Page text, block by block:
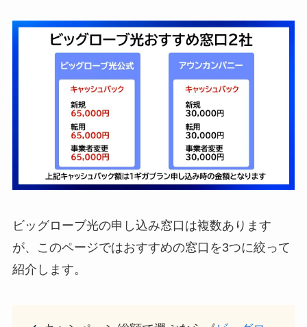
ビッグローブ光の申し込み窓口は複数あります
が、このページではおすすめの窓口を3つに絞って
紹介します。